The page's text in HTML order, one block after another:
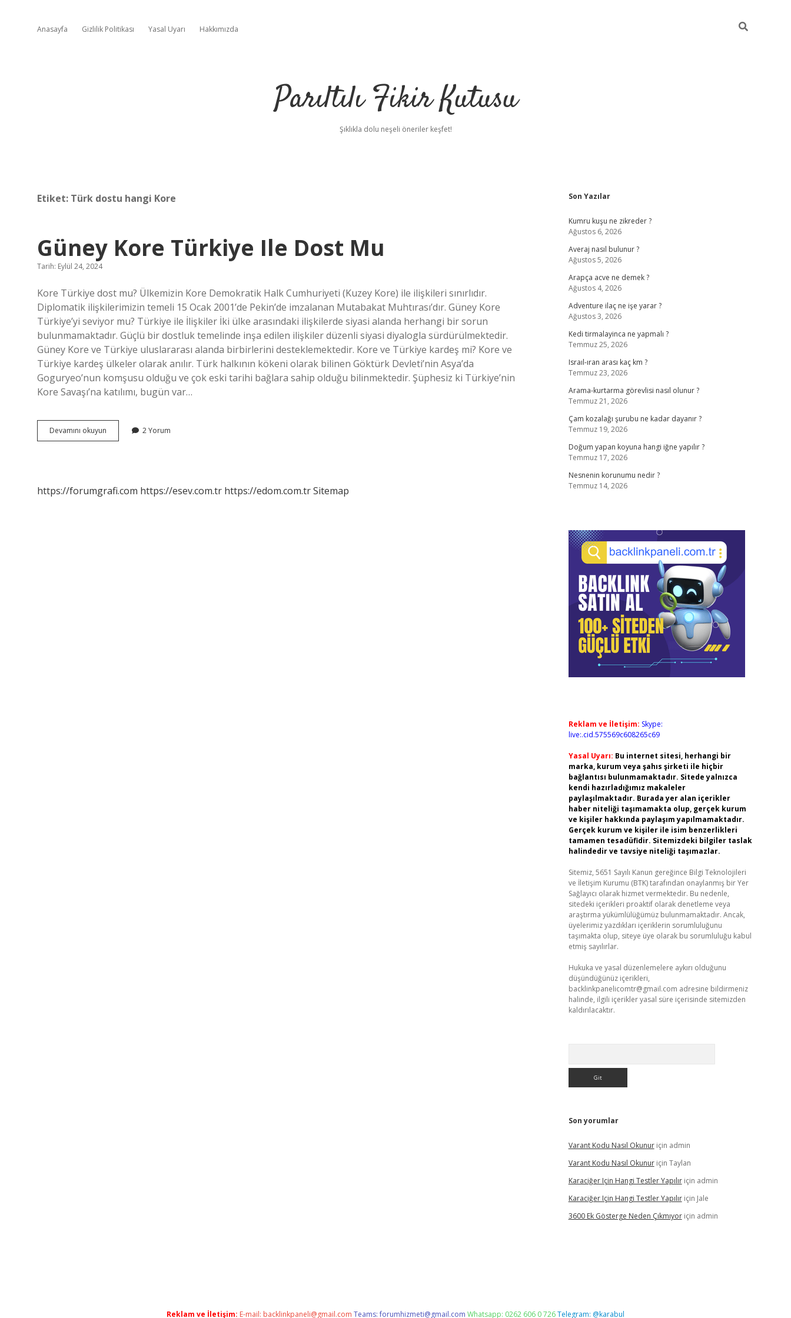
Anasayfa Gizlilik Politikası Yasal Uyarı Hakkımızda
Parıltılı Fikir Kutusu
Şıklıkla dolu neşeli öneriler keşfet!
Etiket: Türk dostu hangi Kore
Güney Kore Türkiye Ile Dost Mu
Tarih: Eylül 24, 2024
Kore Türkiye dost mu? Ülkemizin Kore Demokratik Halk Cumhuriyeti (Kuzey Kore) ile ilişkileri sınırlıdır.
Diplomatik ilişkilerimizin temeli 15 Ocak 2001’de Pekin’de imzalanan Mutabakat Muhtırası’dır. Güney Kore
Türkiye’yi seviyor mu? Türkiye ile İlişkiler İki ülke arasındaki ilişkilerde siyasi alanda herhangi bir sorun
bulunmamaktadır. Güçlü bir dostluk temelinde inşa edilen ilişkiler düzenli siyasi diyalogla sürdürülmektedir.
Güney Kore ve Türkiye uluslararası alanda birbirlerini desteklemektedir. Kore ve Türkiye kardeş mi? Kore ve
Türkiye kardeş ülkeler olarak anılır. Türk halkının kökeni olarak bilinen Göktürk Devleti’nin Asya’da
Goguryeo’nun komşusu olduğu ve çok eski tarihi bağlara sahip olduğu bilinmektedir. Şüphesiz ki Türkiye’nin
Kore Savaşı’na katılımı, bugün var…
Devamını okuyun
Kore
2 Yorum
https://forumgrafi.com https://esev.com.tr https://edom.com.trSitemap
Sidebar
Son Yazılar
Kumru kuşu ne zikreder ?
Ağustos 6, 2026
Averaj nasıl bulunur ?
Ağustos 5, 2026
Arapça acve ne demek ?
Ağustos 4, 2026
Adventure ilaç ne işe yarar ?
Ağustos 3, 2026
Kedi tirmalayinca ne yapmalı ?
Temmuz 25, 2026
Israıl-ıran arası kaç km ?
Temmuz 23, 2026
Arama-kurtarma görevlisi nasıl olunur ?
Temmuz 21, 2026
Çam kozalağı şurubu ne kadar dayanır ?
Temmuz 19, 2026
Doğum yapan koyuna hangi iğne yapılır ?
Temmuz 17, 2026
Nesnenin korunumu nedir ?
Temmuz 14, 2026
Reklam ve İletişim: Skype:
live:.cid.575569c608265c69
Yasal Uyarı: Bu internet sitesi, herhangi bir
marka, kurum veya şahıs şirketi ile hiçbir
bağlantısı bulunmamaktadır. Sitede yalnızca
kendi hazırladığımız makaleler
paylaşılmaktadır. Burada yer alan içerikler
haber niteliği taşımamakta olup, gerçek kurum
ve kişiler hakkında paylaşım yapılmamaktadır.
Gerçek kurum ve kişiler ile isim benzerlikleri
tamamen tesadüfidir. Sitemizdeki bilgiler taslak
halindedir ve tavsiye niteliği taşımazlar.
Sitemiz, 5651 Sayılı Kanun gereğince Bilgi Teknolojileri
ve İletişim Kurumu (BTK) tarafından onaylanmış bir Yer
Sağlayıcı olarak hizmet vermektedir. Bu nedenle,
sitedeki içerikleri proaktif olarak denetleme veya
araştırma yükümlülüğümüz bulunmamaktadır. Ancak,
üyelerimiz yazdıkları içeriklerin sorumluluğunu
taşımakta olup, siteye üye olarak bu sorumluluğu kabul
etmiş sayılırlar.
Hukuka ve yasal düzenlemelere aykırı olduğunu
düşündüğünüz içerikleri,
backlinkpanelicomtr@gmail.com adresine bildirmeniz
halinde, ilgili içerikler yasal süre içerisinde sitemizden
kaldırılacaktır.
Son yorumlar
Varant Kodu Nasıl Okunuriçin admin
Varant Kodu Nasıl Okunuriçin Taylan
Karaciğer Için Hangi Testler Yapılıriçin admin
Karaciğer Için Hangi Testler Yapılıriçin Jale
3600 Ek Gösterge Neden Çıkmıyoriçin admin
Reklam ve İletişim: E-mail: backlinkpaneli@gmail.com Teams:forumhizmeti@gmail.com Whatsapp: 0262 606 0 726Telegram: @karabul